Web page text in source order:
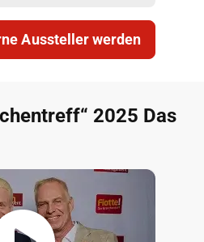
Aussteller werden
2025 Das